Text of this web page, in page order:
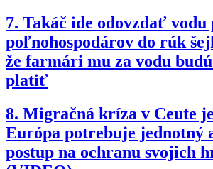
7. Takáč ide odovzdať vodu
poľnohospodárov do rúk
že farmári mu za vodu
platiť
8. Migračná kríza v Ceute
Európa potrebuje jednotný
postup na ochranu svojich